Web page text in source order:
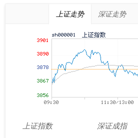
上证走势 深证走势
上证指数
深证成指